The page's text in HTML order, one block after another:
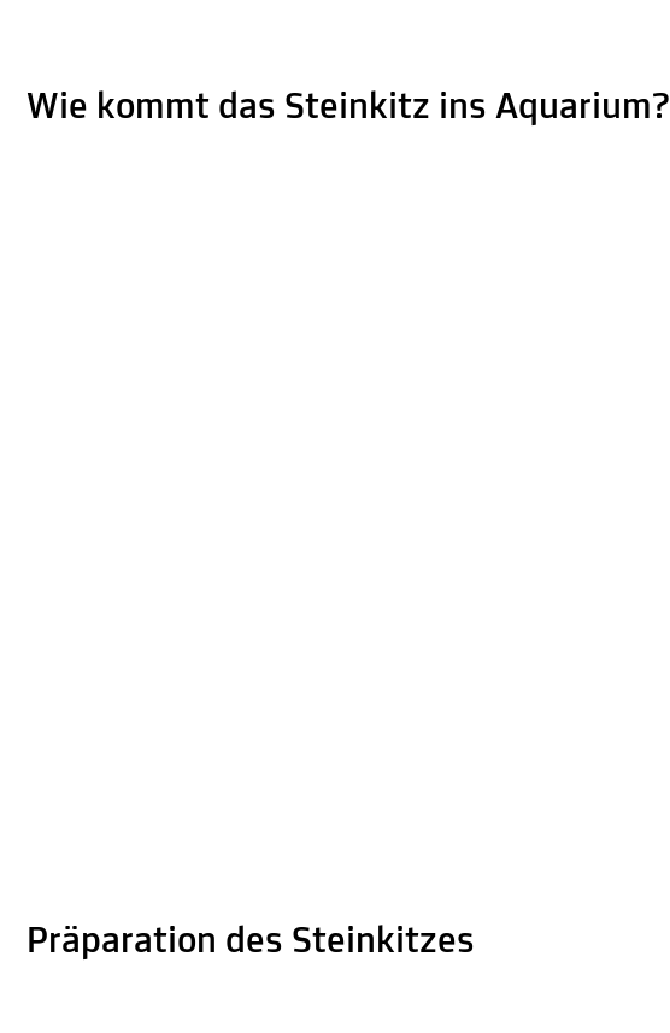
Wie kommt das Steinkitz ins Aquarium?
Präparation des Steinkitzes